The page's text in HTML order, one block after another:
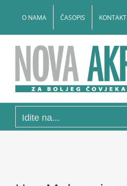
O NAMA ČASOPIS KONTAKT
Idite na...